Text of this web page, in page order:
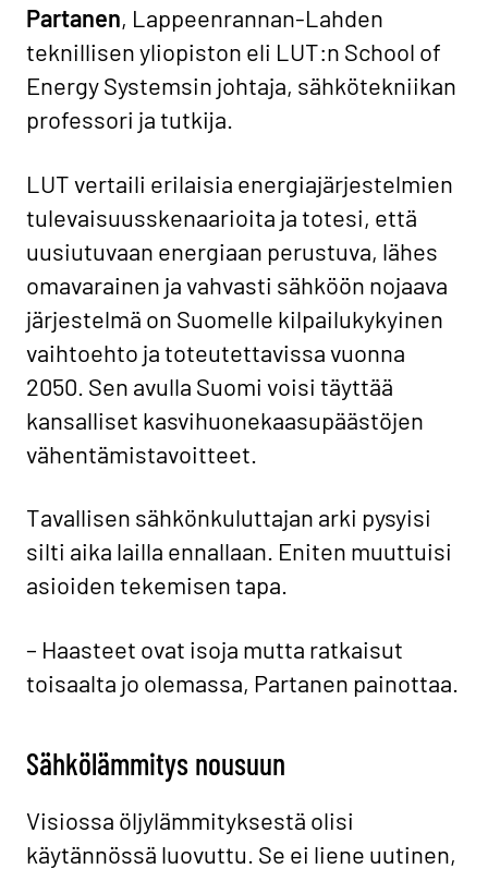
Partanen, Lappeenrannan-Lahden
teknillisen yliopiston eli LUT:n School of
Energy Systemsin johtaja, sähkötekniikan
professori ja tutkija.
LUT vertaili erilaisia energiajärjestelmien
tulevaisuusskenaarioita ja totesi, että
uusiutuvaan energiaan perustuva, lähes
omavarainen ja vahvasti sähköön nojaava
järjestelmä on Suomelle kilpailukykyinen
vaihtoehto ja toteutettavissa vuonna
2050. Sen avulla Suomi voisi täyttää
kansalliset kasvihuonekaasupäästöjen
vähentämistavoitteet.
Tavallisen sähkönkuluttajan arki pysyisi
silti aika lailla ennallaan. Eniten muuttuisi
asioiden tekemisen tapa.
– Haasteet ovat isoja mutta ratkaisut
toisaalta jo olemassa, Partanen painottaa.
Sähkölämmitys nousuun
Visiossa öljylämmityksestä olisi
käytännössä luovuttu. Se ei liene uutinen,